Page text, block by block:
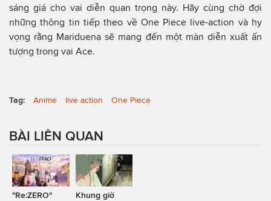
sáng giá cho vai diễn quan trọng này. Hãy cùng chờ đợi
những thông tin tiếp theo về One Piece live-action và hy
vọng rằng Mariduena sẽ mang đến một màn diễn xuất ấn
tượng trong vai Ace.
Tag: Anime live action One Piece
BÀI LIÊN QUAN
"Re:ZERO"
Khung giờ